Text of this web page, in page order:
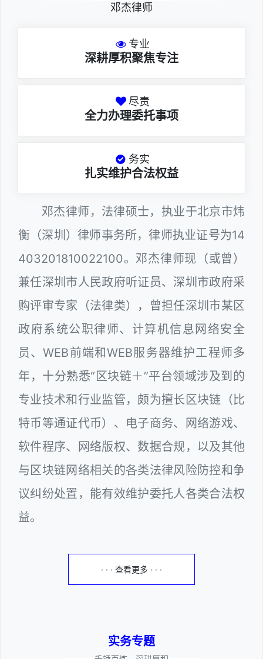
邓杰律师
专业
深耕厚积聚焦专注
尽责
全力办理委托事项
务实
扎实维护合法权益
邓杰律师，法律硕士，执业于北京市炜
衡（深圳）律师事务所，律师执业证号为14
403201810022100。邓杰律师现（或曾）
兼任深圳市人民政府听证员、深圳市政府采
购评审专家（法律类），曾担任深圳市某区
政府系统公职律师、计算机信息网络安全
员、WEB前端和WEB服务器维护工程师多
年，十分熟悉“区块链＋”平台领域涉及到的
专业技术和行业监管，颇为擅长区块链（比
特币等通证代币）、电子商务、网络游戏、
软件程序、网络版权、数据合规，以及其他
与区块链网络相关的各类法律风险防控和争
议纠纷处置，能有效维护委托人各类合法权
益。
· · · 查看更多 · · ·
实务专题